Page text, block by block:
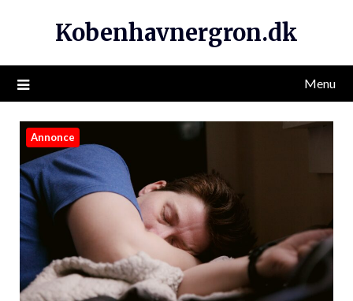
Kobenhavnergron.dk
Menu
Annonce